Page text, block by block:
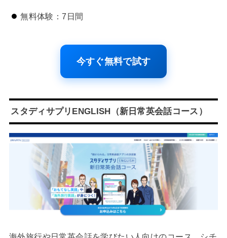
無料体験：7日間
今すぐ無料で試す
スタディサプリENGLISH（新日常英会話コース）